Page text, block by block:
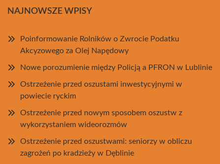
NAJNOWSZE WPISY
Poinformowanie Rolników o Zwrocie Podatku
Akcyzowego za Olej Napędowy
Nowe porozumienie między Policją a PFRON w Lublinie
Ostrzeżenie przed oszustami inwestycyjnymi w
powiecie ryckim
Ostrzeżenie przed nowym sposobem oszustw z
wykorzystaniem wideorozmów
Ostrzeżenie przed oszustwami: seniorzy w obliczu
zagrożeń po kradzieży w Dęblinie